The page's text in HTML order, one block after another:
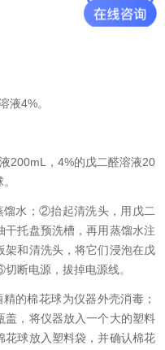
4%。
，4%的戊二醛溶液20
水；②抬起清洗头，用戊二
托盘预洗槽，再用蒸馏水注
和清洗头，将它们浸泡在戊
断电源，拔掉电源线。
棉花球为仪器外壳消毒；
，将仪器放入一个大的塑料
球放入塑料袋，并确认棉花